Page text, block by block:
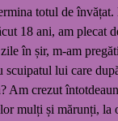
totul de
18 ani, am
în șir, m-am
lui care
Am crezut
mulți și mărunți,